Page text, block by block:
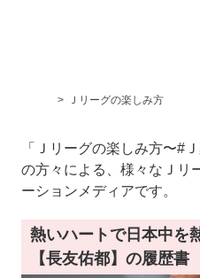
Ｊリーグ TOP
Ｊリーグの楽しみ方
「Ｊリーグの楽しみ方〜#
の方々による、様々なＪリ
ーションメディアです。
熱いハートで日本中を
【長友佑都】の履歴書